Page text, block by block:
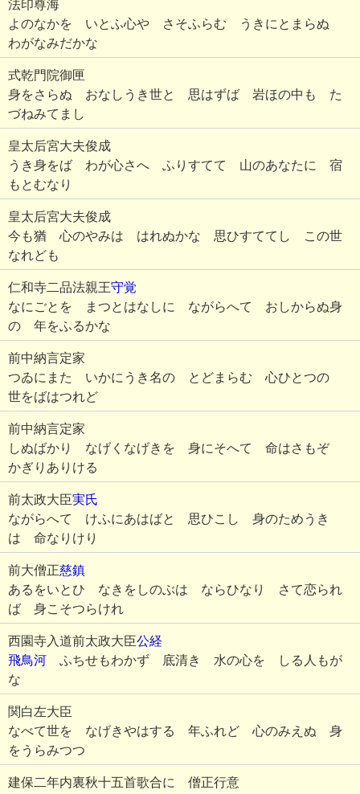
法印尊海
よのなかを いとふ心や さそふらむ うきにとまらぬ
わがなみだかな
式乾門院御匣
身をさらぬ おなしうき世と 思はずば 岩ほの中も た
づねみてまし
皇太后宮大夫俊成
うき身をば わが心さへ ふりすてて 山のあなたに 宿
もとむなり
皇太后宮大夫俊成
今も猶 心のやみは はれぬかな 思ひすててし この世
なれども
仁和寺二品法親王守覚
なにごとを まつとはなしに ながらへて おしからぬ身
の 年をふるかな
前中納言定家
つゐにまた いかにうき名の とどまらむ 心ひとつの
世をばはつれど
前中納言定家
しぬばかり なげくなげきを 身にそへて 命はさもぞ
かぎりありける
前太政大臣実氏
ながらへて けふにあはばと 思ひこし 身のためうき
は 命なりけり
前大僧正慈鎮
あるをいとひ なきをしのぶは ならひなり さて恋られ
ば 身こそつらけれ
西園寺入道前太政大臣公経
飛鳥河 ふちせもわかず 底清き 水の心を しる人もが
な
関白左大臣
なべて世を なげきやはする 年ふれど 心のみえぬ 身
をうらみつつ
建保二年内裏秋十五首歌合に 僧正行意